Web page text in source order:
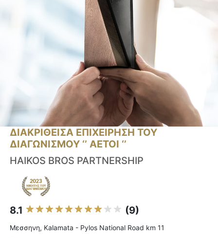
ΔΙΑΚΡΙΘΕΙΣΑ ΕΠΙΧΕΙΡΗΣΗ ΤΟΥ
ΔΙΑΓΩΝΙΣΜΟΥ ‘’ ΑΕΤΟΙ ‘’
HAIKOS BROS PARTNERSHIP
8.1 (9)
Μεσσηνη, Kalamata - Pylos National Road km 11